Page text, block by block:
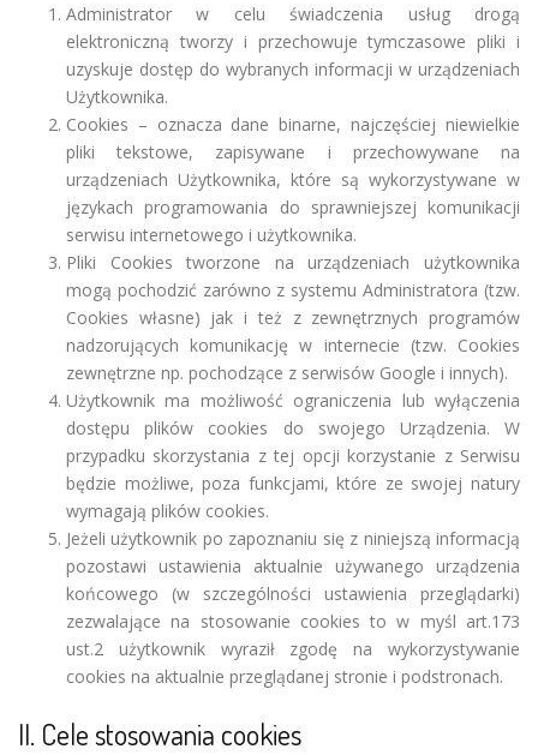
Administrator w celu świadczenia usług drogą
elektroniczną tworzy i przechowuje tymczasowe pliki i
uzyskuje dostęp do wybranych informacji w urządzeniach
Użytkownika.
Cookies – oznacza dane binarne, najczęściej niewielkie
pliki tekstowe, zapisywane i przechowywane na
urządzeniach Użytkownika, które są wykorzystywane w
językach programowania do sprawniejszej komunikacji
serwisu internetowego i użytkownika.
Pliki Cookies tworzone na urządzeniach użytkownika
mogą pochodzić zarówno z systemu Administratora (tzw.
Cookies własne) jak i też z zewnętrznych programów
nadzorujących komunikację w internecie (tzw. Cookies
zewnętrzne np. pochodzące z serwisów Google i innych).
Użytkownik ma możliwość ograniczenia lub wyłączenia
dostępu plików cookies do swojego Urządzenia. W
przypadku skorzystania z tej opcji korzystanie z Serwisu
będzie możliwe, poza funkcjami, które ze swojej natury
wymagają plików cookies.
Jeżeli użytkownik po zapoznaniu się z niniejszą informacją
pozostawi ustawienia aktualnie używanego urządzenia
końcowego (w szczególności ustawienia przeglądarki)
zezwalające na stosowanie cookies to w myśl art.173
ust.2 użytkownik wyraził zgodę na wykorzystywanie
cookies na aktualnie przeglądanej stronie i podstronach.
II. Cele stosowania cookies